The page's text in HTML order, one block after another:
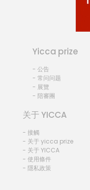
Yicca prize
- 公告
- 常问问题
- 展覽
- 陪審團
关于 YICCA
- 接觸
- 关于 yicca prize
- 关于 YICCA
- 使用條件
- 隱私政策